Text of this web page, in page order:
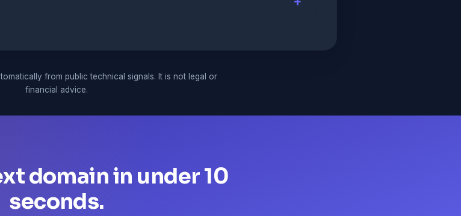
from public technical signals. It is not legal or
financial advice.
domain in under 10
seconds.